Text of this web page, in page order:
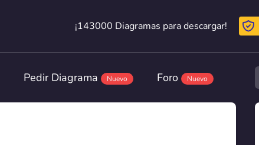
¡143000 Diagramas para descargar!
¡143000 Diagramas para descargar!
Pedir Diagrama Nuevo Foro Nuevo